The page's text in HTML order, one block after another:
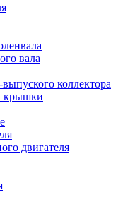
вала
коллектора
крышки
двигателя